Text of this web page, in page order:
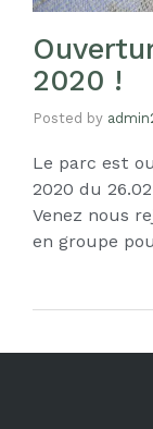
2020 !
Posted by
Le parc est
2020 du
Venez nous
en groupe